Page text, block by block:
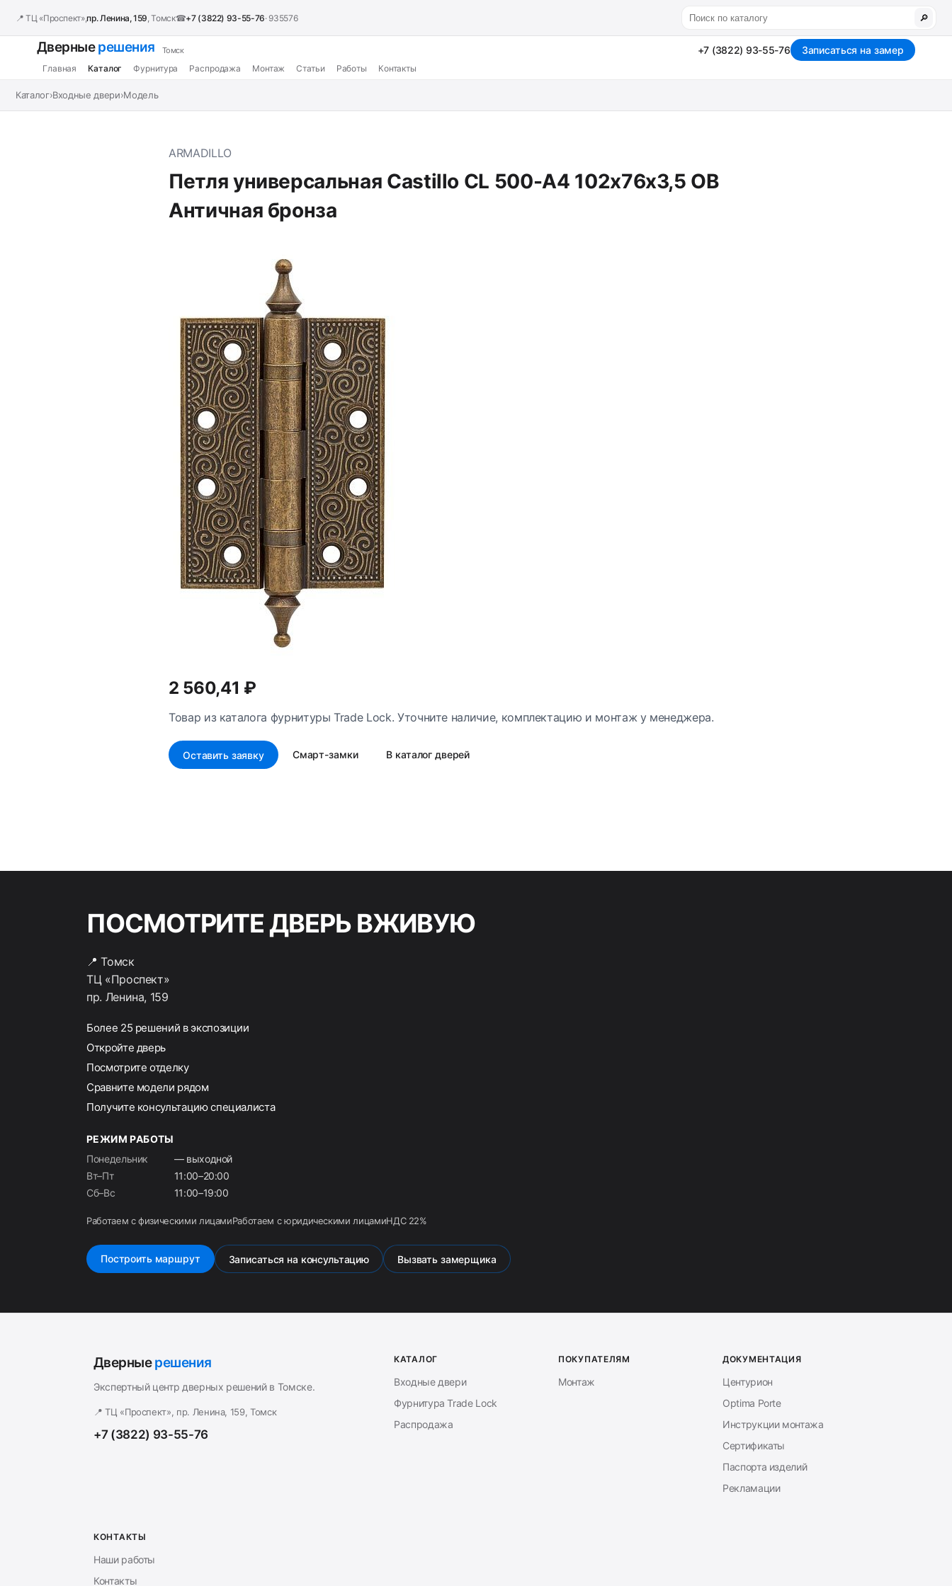
📍 ТЦ «Проспект»,пр. Ленина, 159 , Томск☎+7 (3822) 93-55-76· 935576 🔎
Дверныерешения Томск
Главная Каталог Фурнитура Распродажа Монтаж Статьи Работы Контакты
+7 (3822) 93-55-76 Записаться на замер
Каталог›Входные двери›Модель
ARMADILLO
Петля универсальная Castillo CL 500-A4 102x76x3,5 OB
Античная бронза
2 560,41 ₽
Товар из каталога фурнитуры Trade Lock. Уточните наличие, комплектацию и монтаж у менеджера.
Оставить заявку Смарт-замки В каталог дверей
ПОСМОТРИТЕ ДВЕРЬ ВЖИВУЮ
📍 Томск
ТЦ «Проспект»
пр. Ленина, 159
Более 25 решений в экспозиции
Откройте дверь
Посмотрите отделку
Сравните модели рядом
Получите консультацию специалиста
РЕЖИМ РАБОТЫ
Понедельник
— выходной
Вт–Пт
11:00–20:00
Сб–Вс
11:00–19:00
Работаем с физическими лицамиРаботаем с юридическими лицамиНДС 22%
Построить маршрут Записаться на консультацию Вызвать замерщика
Дверныерешения
Экспертный центр дверных решений в Томске.
📍 ТЦ «Проспект», пр. Ленина, 159, Томск
+7 (3822) 93-55-76
КАТАЛОГ
Входные двери
Фурнитура Trade Lock
Распродажа
ПОКУПАТЕЛЯМ
Монтаж
ДОКУМЕНТАЦИЯ
Центурион
Optima Porte
Инструкции монтажа
Сертификаты
Паспорта изделий
Рекламации
КОНТАКТЫ
Наши работы
Контакты